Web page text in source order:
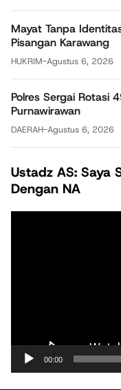
Mayat Tanpa
Pisangan Karawang
HUKRIM-Agustus 6, 2026
Polres Sergai Rotasi
Purnawirawan
DAERAH-Agustus 6, 2026
Ustadz AS: Saya
Dengan NA
00:00